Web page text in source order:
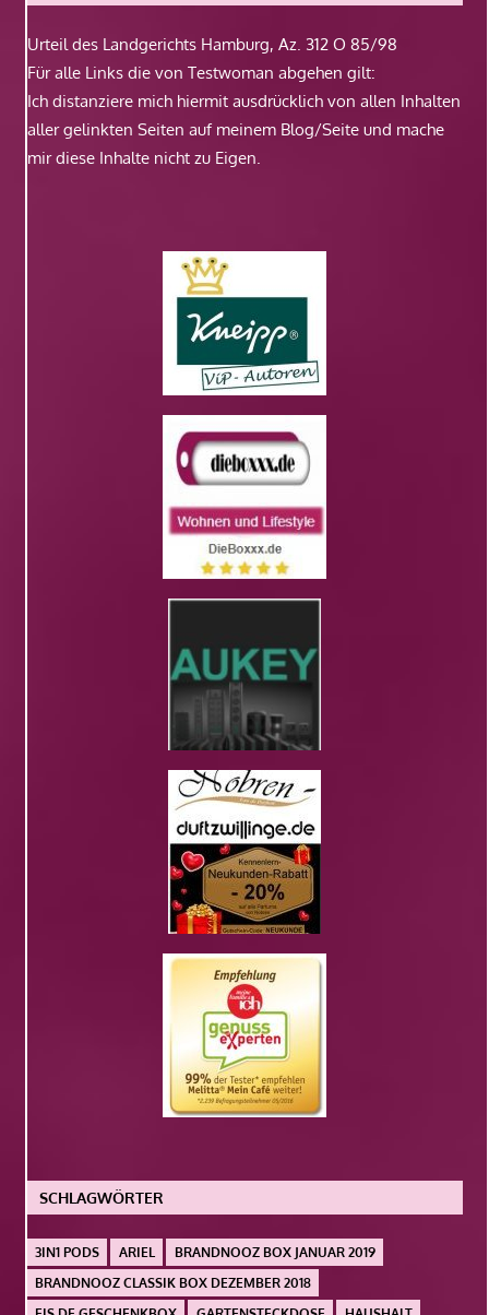
Urteil des Landgerichts Hamburg, Az. 312 O 85/98
Für alle Links die von Testwoman abgehen gilt:
Ich distanziere mich hiermit ausdrücklich von allen Inhalten
aller gelinkten Seiten auf meinem Blog/Seite und mache
mir diese Inhalte nicht zu Eigen.
SCHLAGWÖRTER
3IN1 PODS ARIEL
BRANDNOOZ BOX JANUAR 2019
BRANDNOOZ CLASSIK BOX DEZEMBER 2018